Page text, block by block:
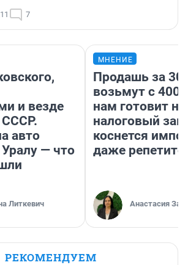
7
и везде
авто
— что
Литкевич
МНЕНИЕ
Продашь за
возьмут с
нам готовит
налоговый
коснется
даже
Анастасия
РЕКОМЕНДУЕМ